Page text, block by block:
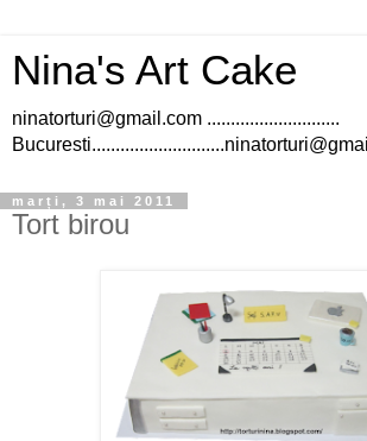
Nina's Art Cake
ninatorturi@gmail.com ............................
marți, 3 mai 2011
Tort birou